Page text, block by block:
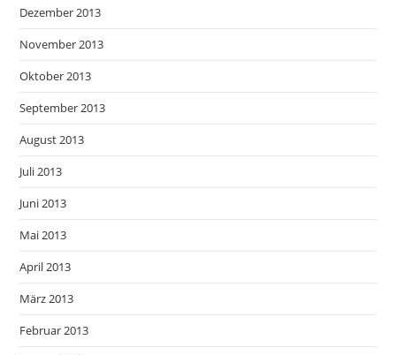
Dezember 2013
November 2013
Oktober 2013
September 2013
August 2013
Juli 2013
Juni 2013
Mai 2013
April 2013
März 2013
Februar 2013